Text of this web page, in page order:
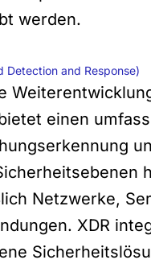
werden.
Detection and Response)
einen
Netzwerke,
XDR